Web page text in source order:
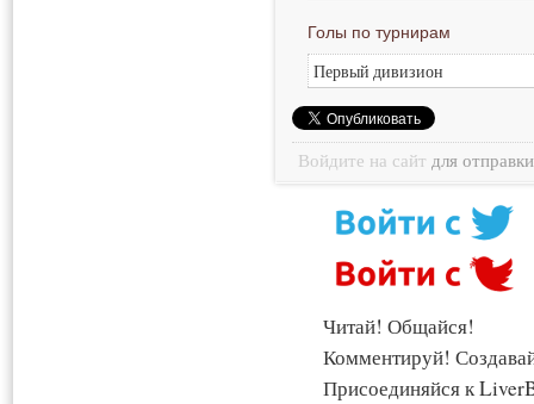
Голы по турнирам
Первый дивизион
Войдите на сайт для
Читай! Общайся!
Комментируй!
Присоединяйся к